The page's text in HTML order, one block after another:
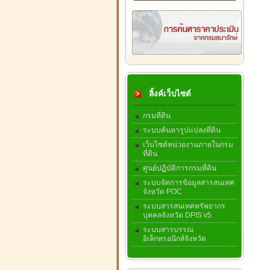
ลิ้งค์เว็บไซต์
กรมที่ดิน
ระบบค้นหารูปแปลงที่ดิน
เว็บไซต์หน่วยงานภายในกรม
ที่ดิน
ศูนย์ปฏิบัติการกรมที่ดิน
ระบบจัดการข้อมูลสารสนเทศ
จังหวัด POC
ระบบสารสนเทศทรัพยากร
บุคคลจังหวัด DPIS v5
ระบบสารบรรณ
อิเล็กทรอนิกส์จังหวัด